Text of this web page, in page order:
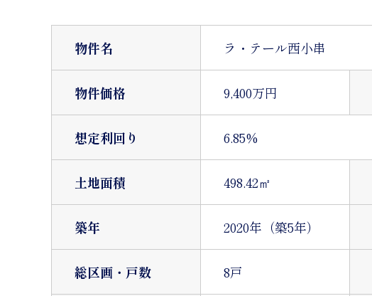
物件名 ラ・テール西小串
物件価格 9,400万円
想定利回り 6.85%
土地面積 498.42㎡
築年 2020年（築5年）
総区画・戸数 8戸